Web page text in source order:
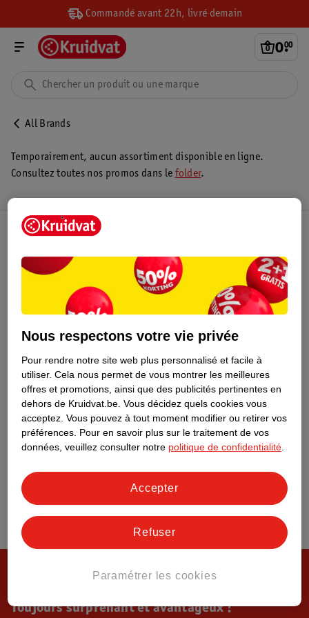
Commandé avant 22h, livré demain
0.
00
All Brands
Temporairement, aucun assortiment disponible en ligne.
Consultez toutes nos promos dans le folder.
Toujours surprenant et avantageux !
Nous respectons votre vie privée
Pour rendre notre site web plus personnalisé et facile à
utiliser. Cela nous permet de vous montrer les meilleures
offres et promotions, ainsi que des publicités pertinentes en
dehors de Kruidvat.be. Vous décidez quels cookies vous
acceptez. Vous pouvez à tout moment modifier ou retirer vos
préférences. Pour en savoir plus sur le traitement de vos
données, veuillez consulter notre politique de confidentialité
Paramétrer les cookies
Refuser
Accepter